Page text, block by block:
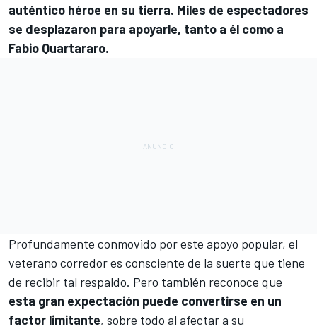
auténtico héroe en su tierra. Miles de espectadores
se desplazaron para apoyarle, tanto a él como a
Fabio Quartararo.
Profundamente conmovido por este apoyo popular, el
veterano corredor es consciente de la suerte que tiene
de recibir tal respaldo. Pero también reconoce que
esta gran expectación puede convertirse en un
factor limitante, sobre todo al afectar a su